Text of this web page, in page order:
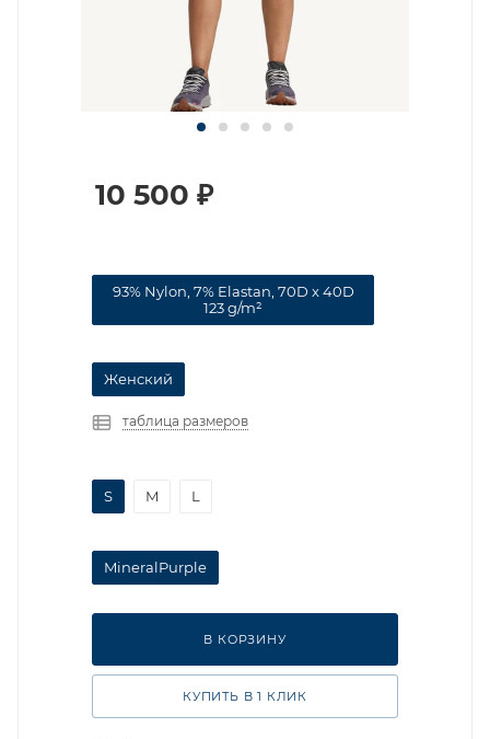
10 500 ₽
93% Nylon, 7% Elastan, 70D x 40D
123 g/m²
Женский
таблица размеров
S M L
MineralPurple
В КОРЗИНУ
КУПИТЬ В 1 КЛИК